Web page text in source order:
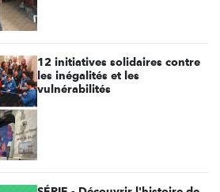
12 initiatives solidaires contre
les inégalités et les
vulnérabilités